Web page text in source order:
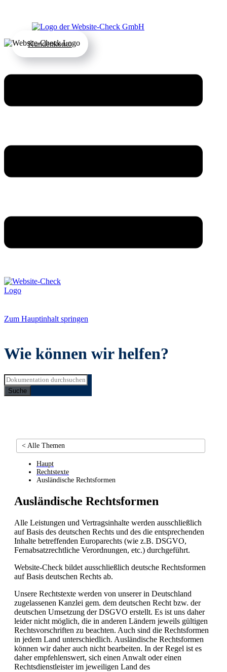
Kundenkonto
Zum Hauptinhalt springen
Wie können wir helfen?
Suche
< Alle Themen
Haupt
Rechtstexte
Ausländische Rechtsformen
Ausländische Rechtsformen
Alle Leistungen und Vertragsinhalte werden ausschließlich
auf Basis des deutschen Rechts und des die entsprechenden
Inhalte betreffenden Europarechts (wie z.B. DSGVO,
Fernabsatzrechtliche Verordnungen, etc.) durchgeführt.
Website-Check bildet ausschließlich deutsche Rechtsformen
auf Basis deutschen Rechts ab.
Unsere Rechtstexte werden von unserer in Deutschland
zugelassenen Kanzlei gem. dem deutschen Recht bzw. der
deutschen Umsetzung der DSGVO erstellt. Es ist uns daher
leider nicht möglich, die in anderen Ländern jeweils gültigen
Rechtsvorschriften zu beachten. Auch sind die Rechtsformen
in jedem Land unterschiedlich. Ausländische Rechtsformen
können wir daher auch nicht bearbeiten. In der Regel ist es
daher empfehlenswert, sich einen Anwalt oder einen
Rechtsdienstleister im jeweiligen Land des